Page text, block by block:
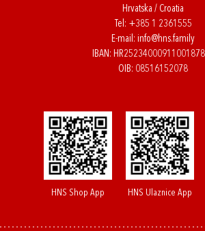
Hrvatska / Croatia
Tel: +385 1 2361555
E-mail: info@hns.family
IBAN:
OIB: 08516152078
HNS Shop App HNS Ulaznice App